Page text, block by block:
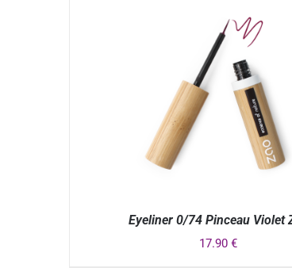
Eyeliner 0/74 Pinceau Violet
17.90€